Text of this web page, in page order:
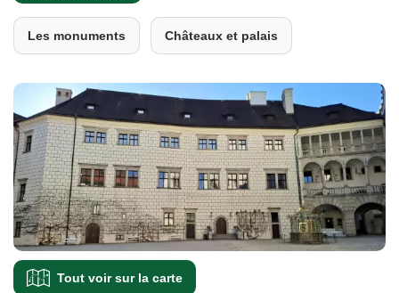
Les monuments Châteaux et palais
Tout voir sur la carte